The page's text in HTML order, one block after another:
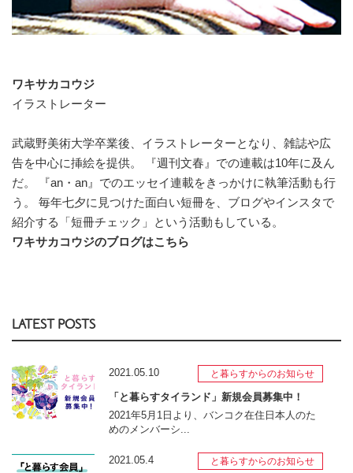
ワキサカコウジ
イラストレーター
武蔵野美術大学卒業後、イラストレーターとなり、雑誌や広
告を中心に挿絵を提供。 『週刊文春』での連載は10年に及ん
だ。 『an・an』でのエッセイ連載をきっかけに執筆活動も行
う。 毎年七夕に見つけた面白い短冊を、ブログやインスタで
紹介する「短冊チェック」という活動もしている。
ワキサカコウジのブログはこちら
LATEST POSTS
2021.05.10 と暮らすからのお知らせ
「と暮らすタイランド」新規会員募集中！
2021年5月1日より、バンコク在住日本人のた
めのメンバーシ...
2021.05.4 と暮らすからのお知らせ